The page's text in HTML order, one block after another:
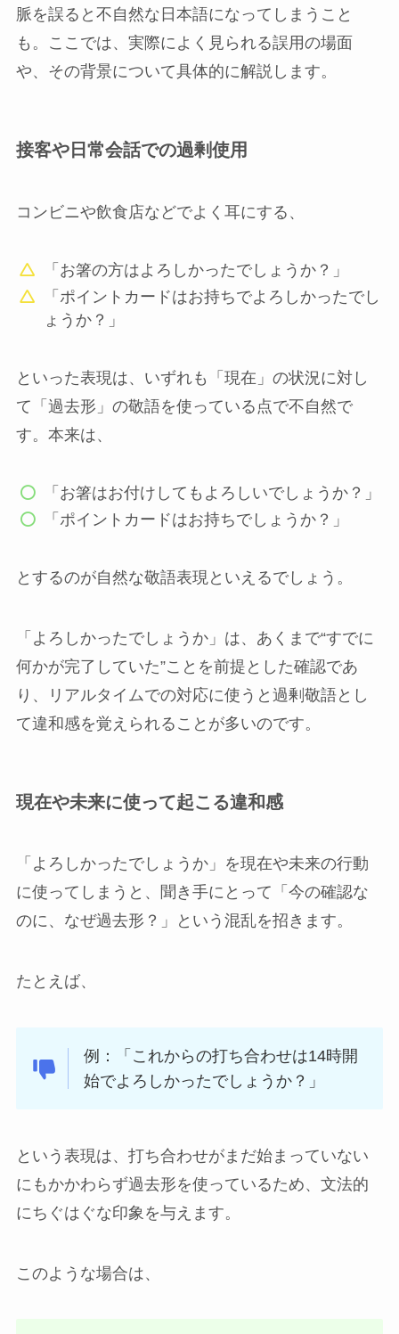
脈を誤ると不自然な日本語になってしまうこと
も。ここでは、実際によく見られる誤用の場面
や、その背景について具体的に解説します。
接客や日常会話での過剰使用
コンビニや飲食店などでよく耳にする、
「お箸の方はよろしかったでしょうか？」
「ポイントカードはお持ちでよろしかったでし
ょうか？」
といった表現は、いずれも「現在」の状況に対し
て「過去形」の敬語を使っている点で不自然で
す。本来は、
「お箸はお付けしてもよろしいでしょうか？」
「ポイントカードはお持ちでしょうか？」
とするのが自然な敬語表現といえるでしょう。
「よろしかったでしょうか」は、あくまで“すでに
何かが完了していた”ことを前提とした確認であ
り、リアルタイムでの対応に使うと過剰敬語とし
て違和感を覚えられることが多いのです。
現在や未来に使って起こる違和感
「よろしかったでしょうか」を現在や未来の行動
に使ってしまうと、聞き手にとって「今の確認な
のに、なぜ過去形？」という混乱を招きます。
たとえば、
例：「これからの打ち合わせは14時開
始でよろしかったでしょうか？」
という表現は、打ち合わせがまだ始まっていない
にもかかわらず過去形を使っているため、文法的
にちぐはぐな印象を与えます。
このような場合は、